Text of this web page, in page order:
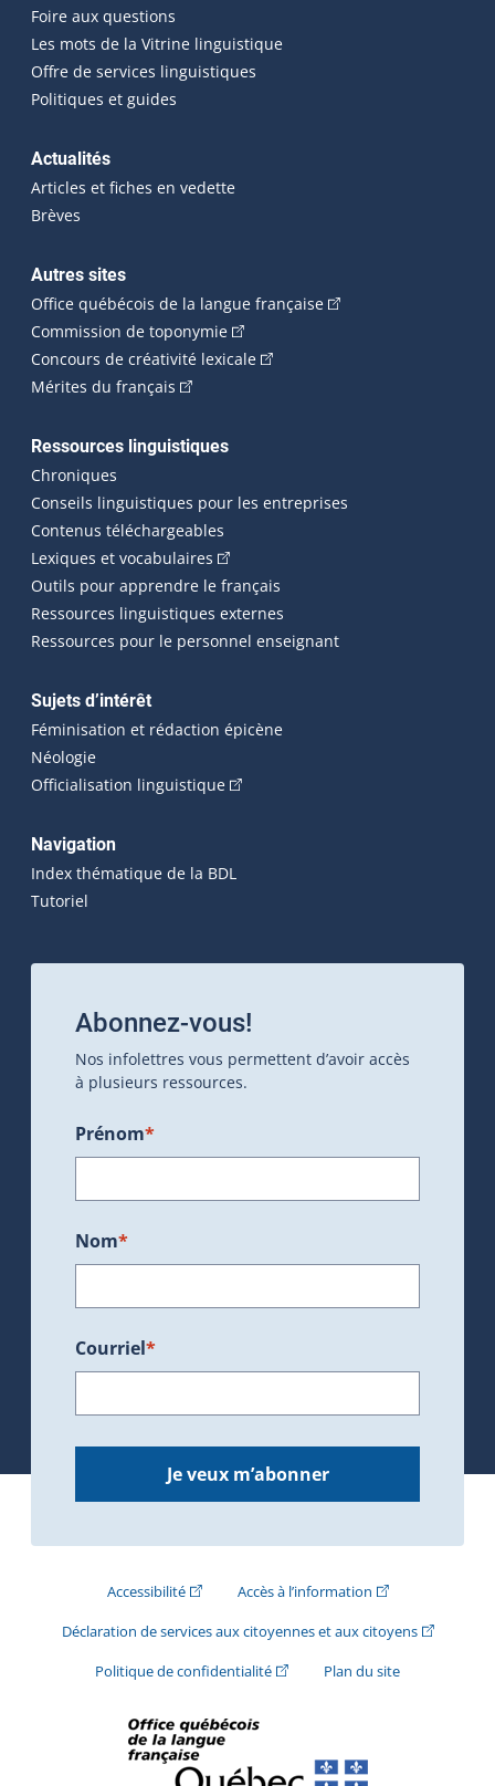
Foire aux questions
Les mots de la Vitrine linguistique
Offre de services linguistiques
Politiques et guides
Actualités
Articles et fiches en vedette
Brèves
Autres sites
Office québécois de la langue française(Cet hyperlien
Commission de toponymie(Cet hyperlien externe s'ouvrira
Concours de créativité lexicale(Cet hyperlien externe
Mérites du français (Cet hyperlien externe s'ouvrira dans une
Ressources linguistiques
Chroniques
Conseils linguistiques pour les entreprises
Contenus téléchargeables
Lexiques et vocabulaires (Cet hyperlien externe s'ouvrira
Outils pour apprendre le français
Ressources linguistiques externes
Ressources pour le personnel enseignant
Sujets d’intérêt
Féminisation et rédaction épicène
Néologie
Officialisation linguistique(Cet hyperlien externe s'ouvrira
Navigation
Index thématique de la BDL
Tutoriel
Abonnez-vous!
Nos infolettres vous permettent d’avoir accès
à plusieurs ressources.
Prénom*
Nom*
Courriel*
Je veux m’abonner
Accessibilité(Cet hyperlien externe s'ouvrira dans une
Accès à l’information(Cet hyperlien
Déclaration de services aux citoyennes et aux citoyens(Cet
Politique de confidentialité(Cet hyperlien externe s'ouvrira
Plan du site